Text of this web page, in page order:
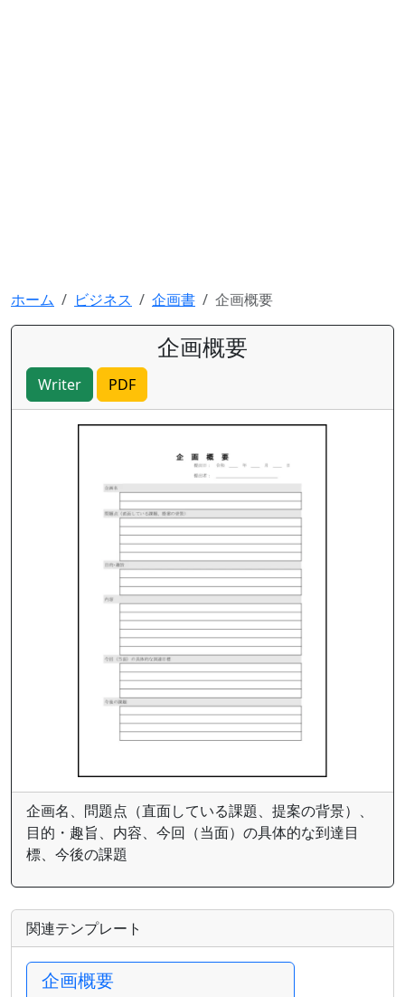
ホーム ビジネス 企画書 企画概要
企画概要
Writer PDF
企画名、問題点（直面している課題、提案の背景）、
目的・趣旨、内容、今回（当面）の具体的な到達目
標、今後の課題
関連テンプレート
企画概要